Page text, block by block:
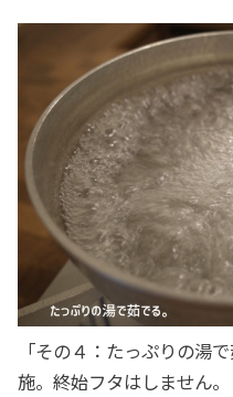
「その４：たっぷりの湯
施。終始フタはしません。